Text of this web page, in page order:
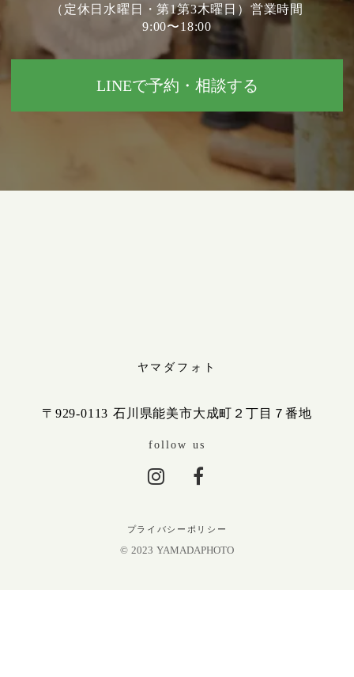
（定休日水曜日・第1第3木曜日）営業時間
9:00〜18:00
LINEで予約・相談する
ヤマダフォト
〒929-0113 石川県能美市大成町２丁目７番地
follow us
プライバシーポリシー
© 2023 YAMADAPHOTO